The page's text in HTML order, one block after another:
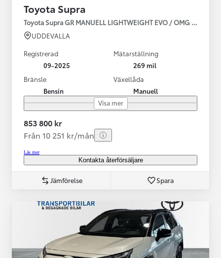
Toyota Supra
Toyota Supra GR MANUELL LIGHTWEIGHT EVO / OMG LEV!
UDDEVALLA
Registrerad
09-2025
Mätarställning
269 mil
Bränsle
Bensin
Växellåda
Manuell
Visa mer
853 800 kr
Från 10 251 kr/mån
Läs mer
Kontakta återförsäljare
Jämförelse Spara